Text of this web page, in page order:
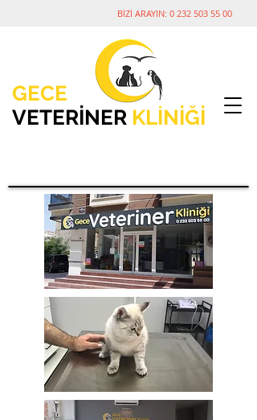
BİZİ ARAYIN: 0 232 503 55 00
GECE
VETERİNER KLİNİĞİ